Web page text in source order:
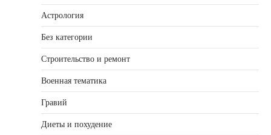
Астрология
Без категории
Строительство и ремонт
Военная тематика
Гравий
Диеты и похудение